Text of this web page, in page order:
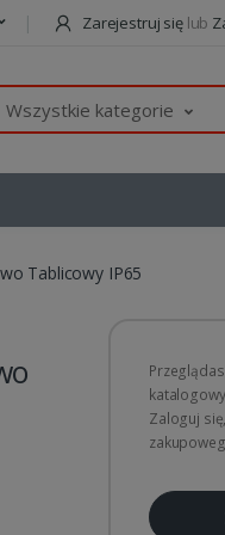
Zarejestruj się lub
Wszystkie kategorie
Tablicowy IP65
Zaloguj